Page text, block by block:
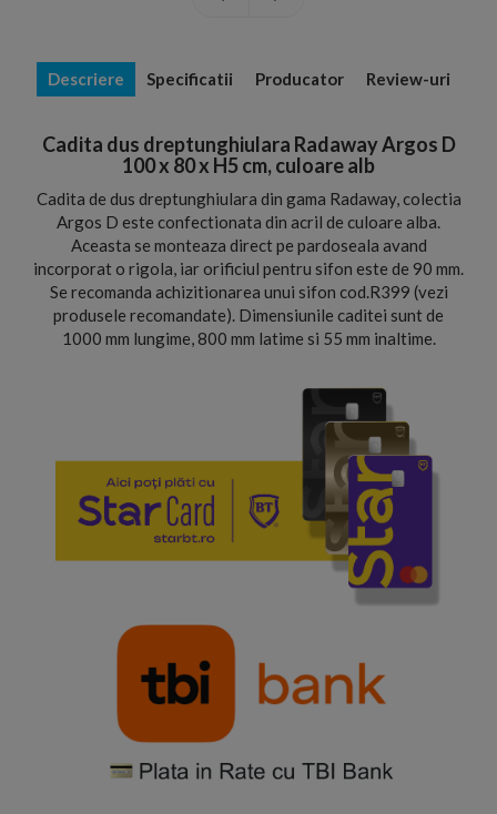
Descriere Specificatii Producator Review-uri
Cadita dus dreptunghiulara Radaway Argos D
100 x 80 x H5 cm, culoare alb
Cadita de dus dreptunghiulara din gama Radaway, colectia
Argos D este confectionata din acril de culoare alba.
Aceasta se monteaza direct pe pardoseala avand
incorporat o rigola, iar orificiul pentru sifon este de 90 mm.
Se recomanda achizitionarea unui sifon cod.R399 (vezi
produsele recomandate). Dimensiunile caditei sunt de
1000 mm lungime, 800 mm latime si 55 mm inaltime.